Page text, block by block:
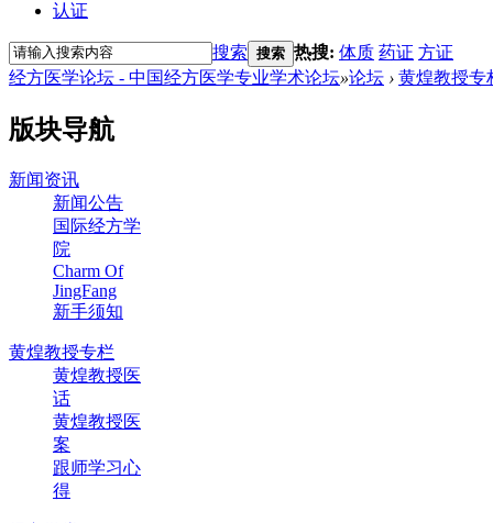
认证
搜索 搜索 热搜: 体质 药证 方证
经方医学论坛 - 中国经方医学专业学术论坛»论坛 › 黄煌教授专
版块导航
新闻资讯
新闻公告
国际经方学
院
Charm Of
JingFang
新手须知
黄煌教授专栏
黄煌教授医
话
黄煌教授医
案
跟师学习心
得